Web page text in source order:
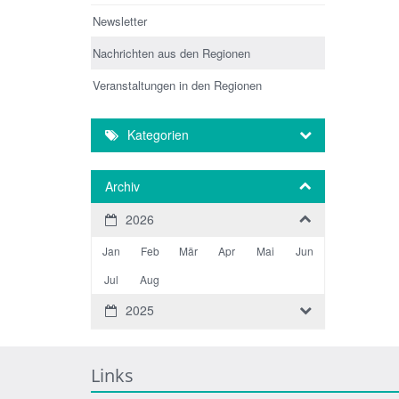
Newsletter
Nachrichten aus den Regionen
Veranstaltungen in den Regionen
Kategorien
Archiv
2026
Jan Feb Mär Apr Mai
Jun
Jul
Aug
2025
Links